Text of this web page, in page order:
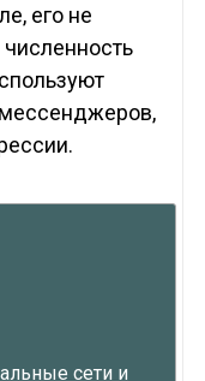
его не
сети и